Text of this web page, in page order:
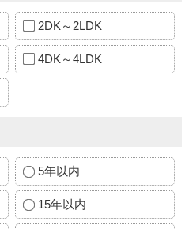
2DK～2LDK
4DK～4LDK
5年以内
15年以内